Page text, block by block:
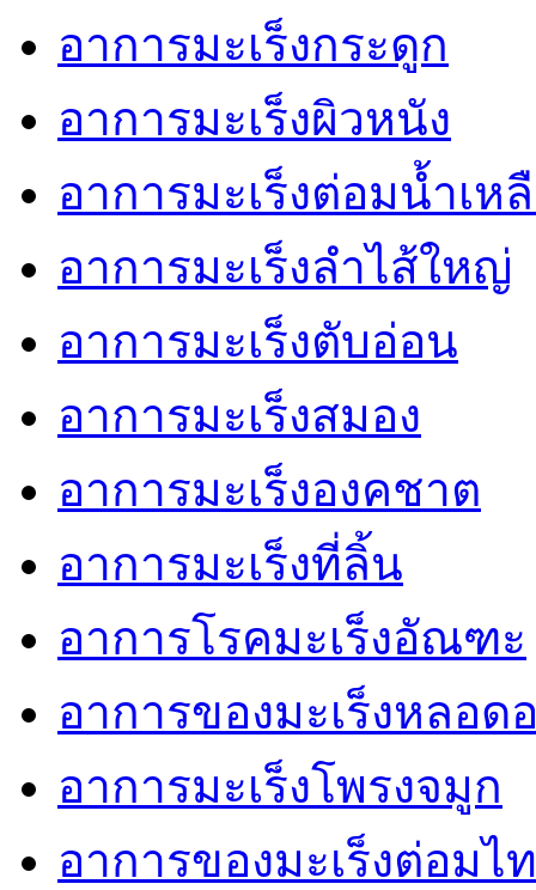
อาการมะเร็งกระดูก
อาการมะเร็งผิวหนัง
อาการมะเร็งต่อมน้ำเห
อาการมะเร็งลำไส้ใหญ่
อาการมะเร็งตับอ่อน
อาการมะเร็งสมอง
อาการมะเร็งองคชาต
อาการมะเร็งที่ลิ้น
อาการโรคมะเร็งอัณฑะ
อาการของมะเร็งหลอด
อาการมะเร็งโพรงจมูก
อาการของมะเร็งต่อมไ